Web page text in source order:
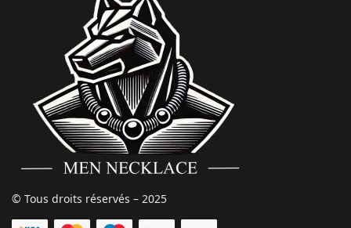
© Tous droits réservés – 2025